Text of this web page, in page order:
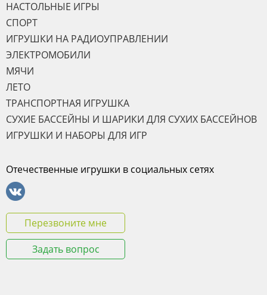
НАСТОЛЬНЫЕ ИГРЫ
СПОРТ
ИГРУШКИ НА РАДИОУПРАВЛЕНИИ
ЭЛЕКТРОМОБИЛИ
МЯЧИ
ЛЕТО
ТРАНСПОРТНАЯ ИГРУШКА
СУХИЕ БАССЕЙНЫ И ШАРИКИ ДЛЯ СУХИХ БАССЕЙНОВ
ИГРУШКИ И НАБОРЫ ДЛЯ ИГР
Отечественные игрушки в социальных сетях
Перезвоните мне
Задать вопрос